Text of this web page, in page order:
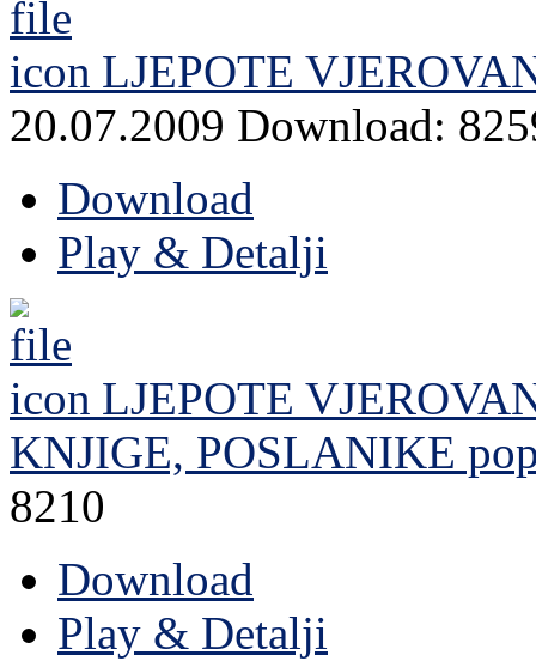
LJEPOTE
20.07.2009 Download:
Download
Play & Detalji
LJEPOTE
KNJIGE, POSLANIKE
8210
Download
Play & Detalji